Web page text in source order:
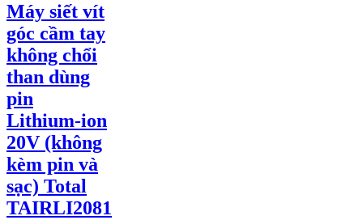
Máy siết vít
góc cầm tay
không chổi
than dùng
pin
Lithium-ion
20V (không
kèm pin và
sạc) Total
TAIRLI2081